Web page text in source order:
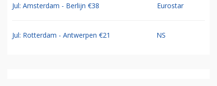
Jul: Amsterdam - Berlijn €38 Eurostar
Jul: Rotterdam - Antwerpen €21 NS